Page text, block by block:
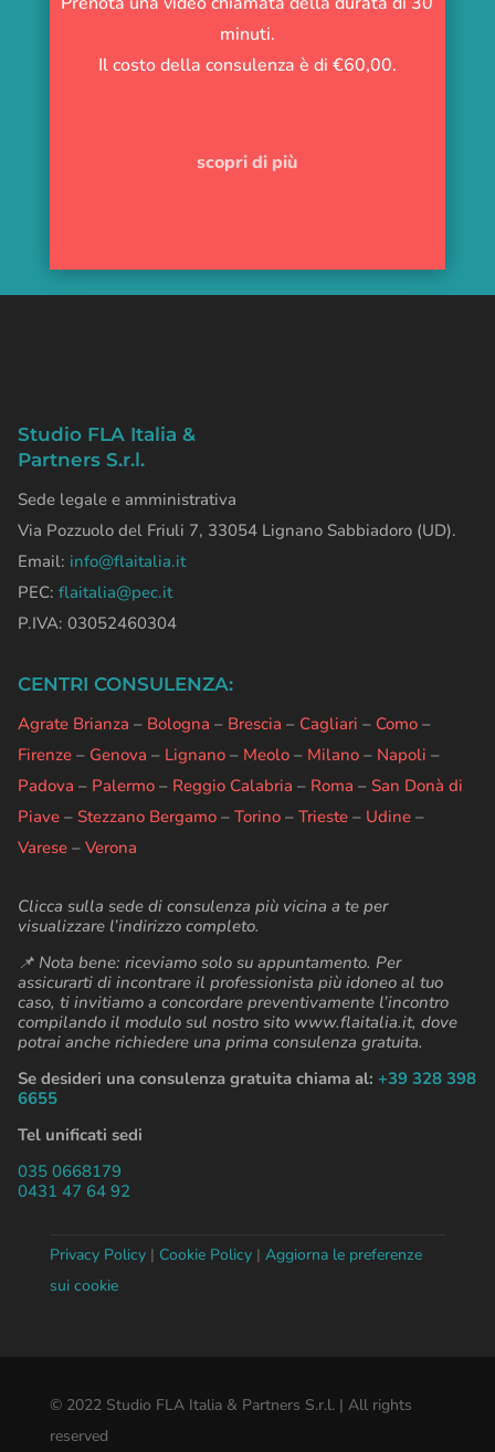
minuti.
Il costo della consulenza è di €60,00.
scopri di più
Studio FLA Italia &
Partners S.r.l.
Sede legale e amministrativa
Via Pozzuolo del Friuli 7, 33054 Lignano Sabbiadoro (UD).
Email: info@flaitalia.it
PEC: flaitalia@pec.it
P.IVA: 03052460304
CENTRI CONSULENZA:
Agrate Brianza – Bologna – Brescia – Cagliari – Como–
Firenze– Genova – Lignano– Meolo– Milano– Napoli –
Padova – Palermo– Reggio Calabria – Roma – San Donà di
Piave– Stezzano Bergamo– Torino– Trieste– Udine–
Varese– Verona
Clicca sulla sede di consulenza più vicina a te per
visualizzare l’indirizzo completo.
📌 Nota bene: riceviamo solo su appuntamento. Per
assicurarti di incontrare il professionista più idoneo al tuo
caso, ti invitiamo a concordare preventivamente l’incontro
compilando il modulo sul nostro sito www.flaitalia.it, dove
potrai anche richiedere una prima consulenza gratuita.
Se desideri una consulenza gratuita chiama al: +39 328 398
6655
Tel unificati sedi
035 0668179
0431 47 64 92
Privacy Policy| Cookie Policy| Aggiorna le preferenze
sui cookie
© 2022 Studio FLA Italia & Partners S.r.l. | All rights
reserved